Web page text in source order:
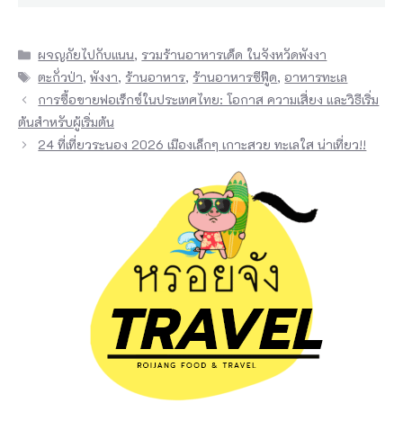
Categories
ผจญภัยไปกับแนน, รวมร้านอาหารเด็ด ในจังหวัดพังงา
Tags
ตะกั่วป่า,พังงา, ร้านอาหาร, ร้านอาหารซีฟู๊ด,อาหารทะเล
การซื้อขายฟอเร็กซ์ในประเทศไทย: โอกาส ความเสี่ยง และวิธีเริ่ม
ต้นสำหรับผู้เริ่มต้น
24 ที่เที่ยวระนอง 2026 เมืองเล็กๆ เกาะสวย ทะเลใส น่าเที่ยว!!